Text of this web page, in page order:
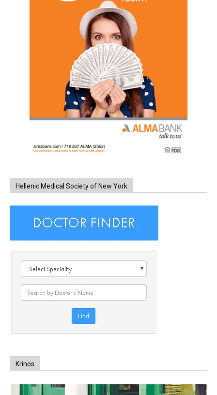
Hellenic Medical Society of New York
Krinos